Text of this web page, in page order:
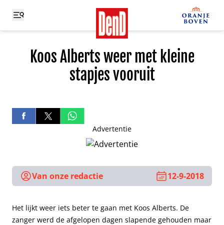
Koos Alberts weer met kleine
stapjes vooruit
Advertentie
Van onze redactie 12-9-2018
Het lijkt weer iets beter te gaan met Koos Alberts. De
zanger werd de afgelopen dagen slapende gehouden maar